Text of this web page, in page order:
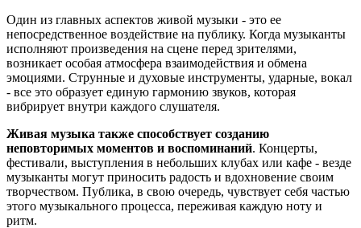
Один из главных аспектов живой музыки - это ее
непосредственное воздействие на публику. Когда музыканты
исполняют произведения на сцене перед зрителями,
возникает особая атмосфера взаимодействия и обмена
эмоциями. Струнные и духовые инструменты, ударные, вокал
- все это образует единую гармонию звуков, которая
вибрирует внутри каждого слушателя.
Живая музыка также способствует созданию
неповторимых моментов и воспоминаний. Концерты,
фестивали, выступления в небольших клубах или кафе - везде
музыканты могут приносить радость и вдохновение своим
творчеством. Публика, в свою очередь, чувствует себя частью
этого музыкального процесса, переживая каждую ноту и
ритм.